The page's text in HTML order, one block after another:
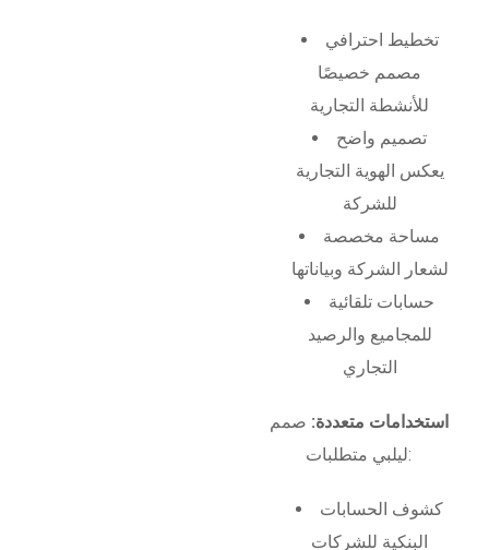
تخطيط احترافي
مصمم خصيصًا
للأنشطة التجارية
تصميم واضح
يعكس الهوية التجارية
للشركة
مساحة مخصصة
لشعار الشركة وبياناتها
حسابات تلقائية
للمجاميع والرصيد
التجاري
استخدامات متعددة: صمم
ليلبي متطلبات:
كشوف الحسابات
البنكية للشركات